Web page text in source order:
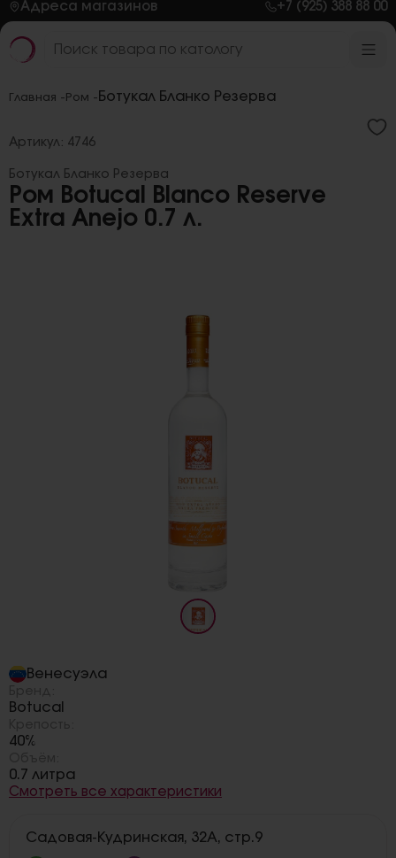
Адреса магазинов +7 (925) 388 88 00
Главная - Ром - Ботукал Бланко Резерва
Ром Botucal Blanco Reserve
Extra Anejo 0.7 л.
Ботукал Бланко Резерва
Артикул: 4746
Венесуэла
Botucal
40%
0.7 литра
Смотреть все характеристики
Садовая-Кудринская, 32А, стр.9